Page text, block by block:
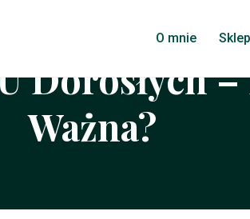
O mnie Sklep
Dorosłych –
Ważna?